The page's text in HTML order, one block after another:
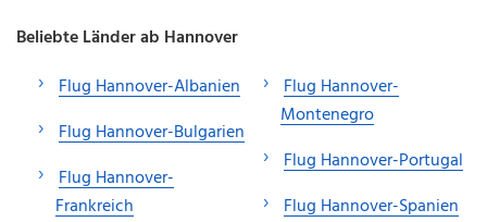
Beliebte Länder ab Hannover
Flug Hannover-Albanien
Flug Hannover-Bulgarien
Flug Hannover-
Frankreich
Flug Hannover-
Montenegro
Flug Hannover-Portugal
Flug Hannover-Spanien